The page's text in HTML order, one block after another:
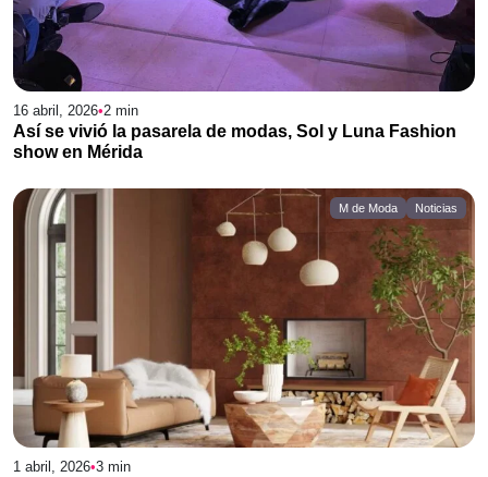
16 abril, 2026•2 min
Así se vivió la pasarela de modas, Sol y Luna Fashion
show en Mérida
M de Moda Noticias
1 abril, 2026•3 min